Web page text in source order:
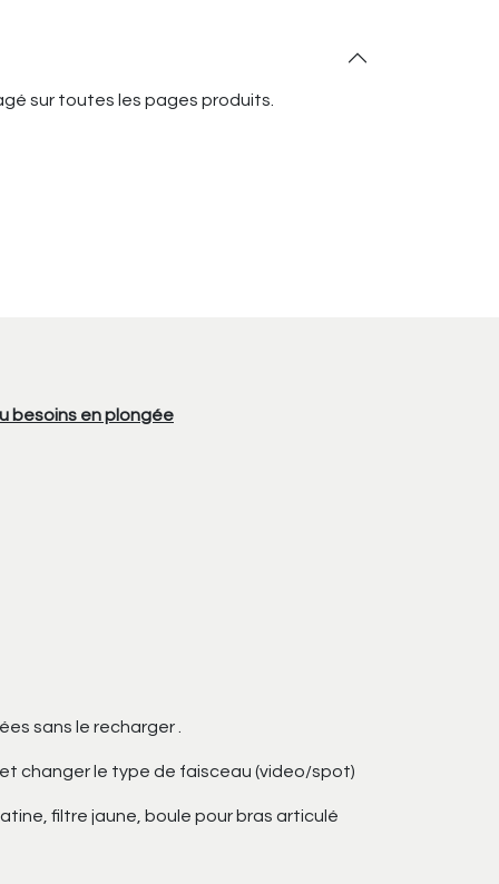
sur toutes les pages produits.
besoins en plongée
sans le recharger .
changer le type de faisceau (video/spot)
filtre jaune, boule pour bras articulé